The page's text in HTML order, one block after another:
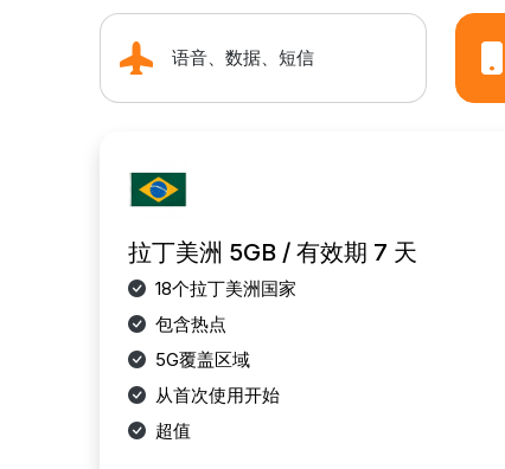
语音、数据、短信
拉丁美洲 5GB / 有效期 7 天
18个拉丁美洲国家
包含热点
5G覆盖区域
从首次使用开始
超值